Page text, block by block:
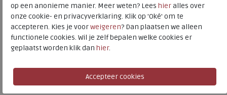
Rohde
Toon alles vanRohde
Naar alleRohde pantoffels
op een anonieme manier. Meer weten? Lees hieralles over
onze cookie- en privacyverklaring. Klik op 'Oké' om te
accepteren. Kies je voorweigeren? Dan plaatsen we alleen
functionele cookies. Wil je zelf bepalen welke cookies er
geplaatst worden klik dan hier.